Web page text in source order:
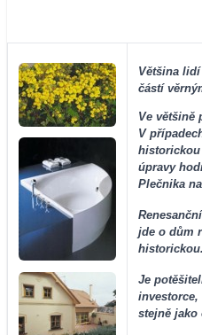
Většina
částí
Ve většině
V
historickou
úpravy
Plečnika
jde o dům
historickou.
Je
stejně jako